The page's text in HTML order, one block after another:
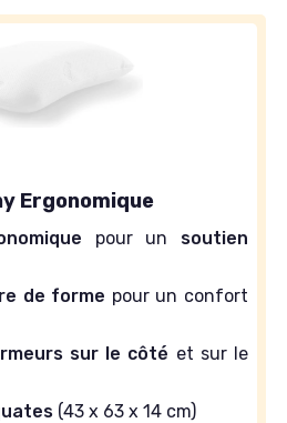
Ergonomique
pour un soutien
de forme pour un confort
sur le côté et sur le
(43 x 63 x 14 cm)